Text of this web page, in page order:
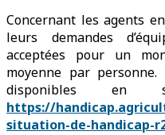
Concernant les agents
leurs demandes
acceptées pour un
moyenne par
disponibles
https://
situation-de-handicap-